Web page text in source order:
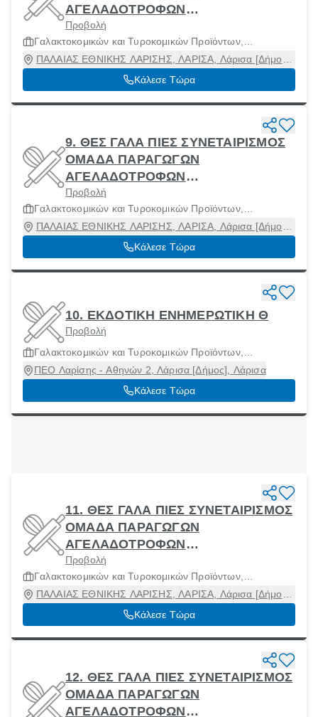
ΑΓΕΛΑΔΟΤΡΟΦΩΝ
ΓΑΛΑΚΤΟΠΑΡΑΓΩΓΗΣ ΘΕΣΣΑΛΙΑΣ
Κ ΠΙΕΡΙΑΣ
Προβολή
Γαλακτοκομικών και Τυροκομικών Προϊόντων,
Μηχανήματα και Πρώτες Ύλες
ΠΑΛΑΙΑΣ ΕΘΝΙΚΗΣ ΛΑΡΙΣΗΣ, ΛΑΡΙΣΑ, Λάρισα [Δήμος],
Λάρισα
Κάλεσε Τώρα
9. ΘΕΣ ΓΑΛΑ ΠΙΕΣ ΣΥΝΕΤΑΙΡΙΣΜΟΣ
ΟΜΑΔΑ ΠΑΡΑΓΩΓΩΝ
ΑΓΕΛΑΔΟΤΡΟΦΩΝ
ΓΑΛΑΚΤΟΠΑΡΑΓΩΓΗΣ ΘΕΣΣΑΛΙΑΣ
Κ ΠΙΕΡΙΑΣ
Προβολή
Γαλακτοκομικών και Τυροκομικών Προϊόντων,
Μηχανήματα και Πρώτες Ύλες
ΠΑΛΑΙΑΣ ΕΘΝΙΚΗΣ ΛΑΡΙΣΗΣ, ΛΑΡΙΣΑ, Λάρισα [Δήμος],
Λάρισα
Κάλεσε Τώρα
10. ΕΚΔΟΤΙΚΗ ΕΝΗΜΕΡΩΤΙΚΗ Θ
Προβολή
Γαλακτοκομικών και Τυροκομικών Προϊόντων,
Μηχανήματα και Πρώτες Ύλες
ΠΕΟ Λαρίσης - Αθηνών 2, Λάρισα [Δήμος], Λάρισα
Κάλεσε Τώρα
11. ΘΕΣ ΓΑΛΑ ΠΙΕΣ ΣΥΝΕΤΑΙΡΙΣΜΟΣ
ΟΜΑΔΑ ΠΑΡΑΓΩΓΩΝ
ΑΓΕΛΑΔΟΤΡΟΦΩΝ
ΓΑΛΑΚΤΟΠΑΡΑΓΩΓΗΣ ΘΕΣΣΑΛΙΑΣ
Κ ΠΙΕΡΙΑΣ
Προβολή
Γαλακτοκομικών και Τυροκομικών Προϊόντων,
Μηχανήματα και Πρώτες Ύλες
ΠΑΛΑΙΑΣ ΕΘΝΙΚΗΣ ΛΑΡΙΣΗΣ, ΛΑΡΙΣΑ, Λάρισα [Δήμος],
Λάρισα
Κάλεσε Τώρα
12. ΘΕΣ ΓΑΛΑ ΠΙΕΣ ΣΥΝΕΤΑΙΡΙΣΜΟΣ
ΟΜΑΔΑ ΠΑΡΑΓΩΓΩΝ
ΑΓΕΛΑΔΟΤΡΟΦΩΝ